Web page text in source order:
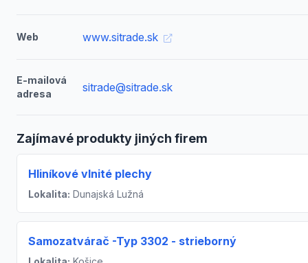
Web www.sitrade.sk
E-mailová
adresa
sitrade@sitrade.sk
Zajímavé produkty jiných firem
Hliníkové vlnité plechy
Lokalita: Dunajská Lužná
Samozatvárač -Typ 3302 - strieborný